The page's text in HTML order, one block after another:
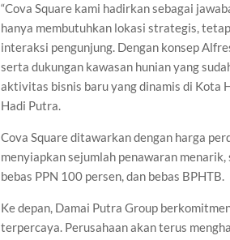
“Cova Square kami hadirkan sebagai
hanya membutuhkan lokasi strategis,
interaksi pengunjung. Dengan konsep
serta dukungan kawasan hunian yang
aktivitas bisnis baru yang dinamis di Kota
Hadi Putra.
Cova Square ditawarkan dengan harga
menyiapkan sejumlah penawaran
bebas PPN 100 persen, dan bebas BPHTB.
Ke depan, Damai Putra Group
terpercaya. Perusahaan akan terus